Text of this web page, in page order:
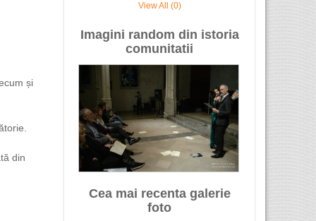
și
din
View All (0)
Imagini random din istoria
comunitatii
Cea mai recenta galerie
foto